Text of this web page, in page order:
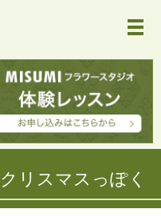
メ
リスマスっぽく